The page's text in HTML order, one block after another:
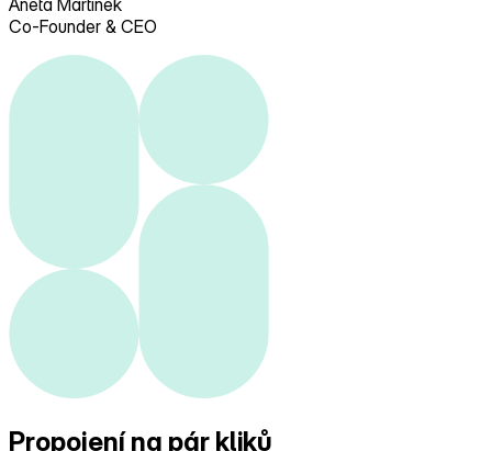
Aneta Martinek
Co-Founder & CEO
Propojenína pár kliků